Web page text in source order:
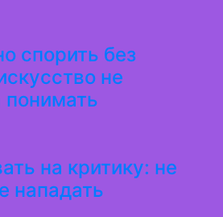
спорить без
не
понимать
на критику: не
нападать